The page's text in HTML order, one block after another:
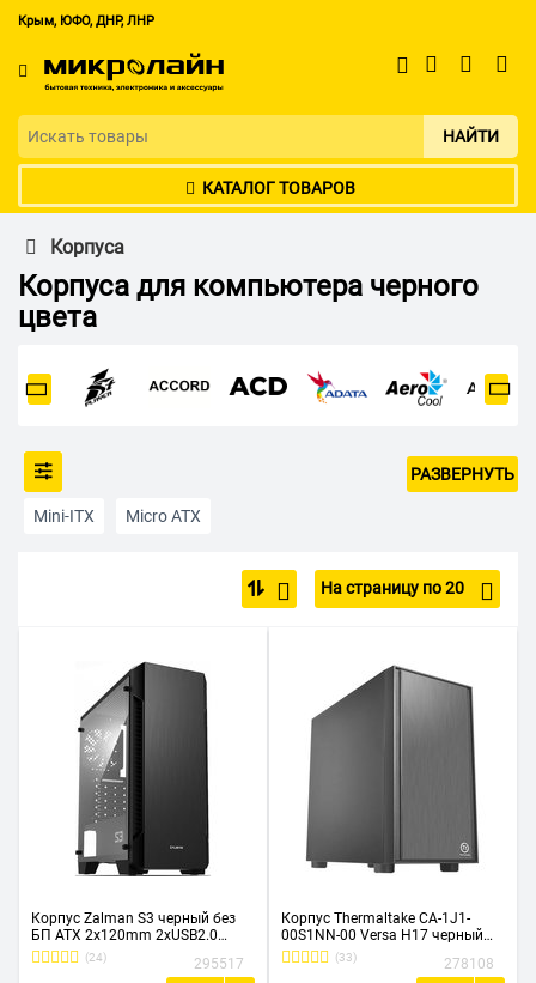
Крым, ЮФО, ДНР, ЛНР
НАЙТИ
КАТАЛОГ ТОВАРОВ
Корпуса
Корпуса для компьютера черного
цвета
Mini-ITX Micro ATX
Подходит для установки СЖО
Мини корпус для ПК
РАЗВЕРНУТЬ
На страницу по 20
Корпус Zalman S3 черный без
БП ATX 2x120mm 2xUSB2.0
1xUSB3.0 audio bott PSU
(24) 295517
Корпус Thermaltake CA-1J1-
00S1NN-00 Versa H17 черный
без БП mATX 2xUSB2.0 1xUSB3.0
audio bott PSU
(33) 278108